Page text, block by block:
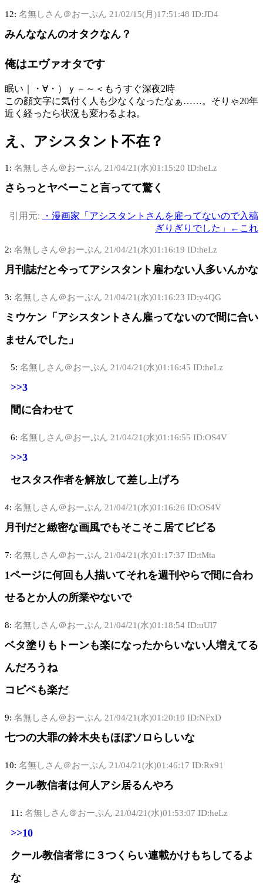
12: 名無しさん＠おーぷん 21/02/15(月)17:51:48 ID:JD4
みんななんのオタクなん？
俺はエヴァオタです
眠い｜・∀・）ｙ－～＜もうすぐ深夜2時
この顔文字に気付く人も少なくなったなぁ……。そりゃ20年
近く経ったら状況も変わるよね。
え、アシスタント不在？
1: 名無しさん＠おーぷん 21/04/21(水)01:15:20 ID:heLz
さらっとヤベーこと言ってて驚く
引用元:
・漫画家「アシスタントさんを雇ってないので入稿
ぎりぎりでした」←これ
2: 名無しさん＠おーぷん 21/04/21(水)01:16:19 ID:heLz
月刊誌だと今ってアシスタント雇わない人多いんかな
3: 名無しさん＠おーぷん 21/04/21(水)01:16:23 ID:y4QG
ミウケン「アシスタントさん雇ってないので間に合い
ませんでした」
5: 名無しさん＠おーぷん 21/04/21(水)01:16:45 ID:heLz
>>3
間に合わせて
6: 名無しさん＠おーぷん 21/04/21(水)01:16:55 ID:OS4V
>>3
セスタス作者を解放して差し上げろ
4: 名無しさん＠おーぷん 21/04/21(水)01:16:26 ID:OS4V
月刊だと緻密な画風でもそこそこ居てビビる
7: 名無しさん＠おーぷん 21/04/21(水)01:17:37 ID:tMta
1ページに何回も人描いてそれを週刊やらで間に合わ
せるとか人の所業やないで
8: 名無しさん＠おーぷん 21/04/21(水)01:18:54 ID:uUl7
ベタ塗りもトーンも楽になったからいない人増えてる
んだろうね
コピペも楽だ
9: 名無しさん＠おーぷん 21/04/21(水)01:20:10 ID:NFxD
七つの大罪の鈴木央もほぼソロらしいな
10: 名無しさん＠おーぷん 21/04/21(水)01:46:17 ID:Rx91
クール教信者は何人アシ居るんやろ
11: 名無しさん＠おーぷん 21/04/21(水)01:53:07 ID:heLz
>>10
クール教信者常に３つくらい連載かけもちしてるよ
な